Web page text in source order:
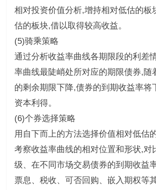
相对投资价值分析,增持相对低估的板
估的板块,借以取得较高收益。
(5)骑乘策略
通过分析收益率曲线各期限段的利差
率曲线最陡峭处所对应的期限债券,随
的剩余期限下降,债券的到期收益率将
资本利得。
(6)个券选择策略
用自下而上的方法选择价值相对低估
考察收益率曲线的相对位置和形状,对
级、在不同市场交易债券的到期收益
票息、税收、可否回购、嵌入期权等